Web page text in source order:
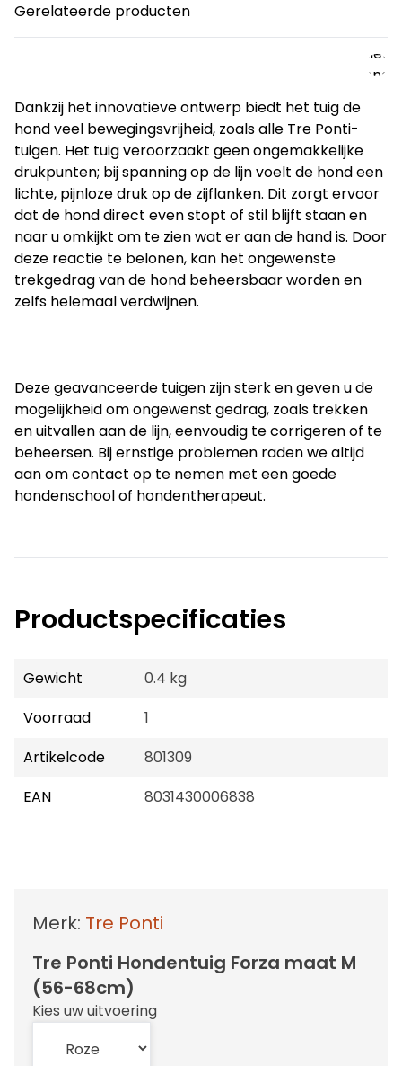
Gerelateerde producten
zijn
geschikt
grote en
die vaak
lijn trekken
ongewenst
gedrag
vertonen.
Dankzij het innovatieve ontwerp biedt het tuig de
hond veel bewegingsvrijheid, zoals alle Tre Ponti-
tuigen. Het tuig veroorzaakt geen ongemakkelijke
drukpunten; bij spanning op de lijn voelt de hond een
lichte, pijnloze druk op de zijflanken. Dit zorgt ervoor
dat de hond direct even stopt of stil blijft staan en
naar u omkijkt om te zien wat er aan de hand is. Door
deze reactie te belonen, kan het ongewenste
trekgedrag van de hond beheersbaar worden en
zelfs helemaal verdwijnen.
Deze geavanceerde tuigen zijn sterk en geven u de
mogelijkheid om ongewenst gedrag, zoals trekken
en uitvallen aan de lijn, eenvoudig te corrigeren of te
beheersen. Bij ernstige problemen raden we altijd
aan om contact op te nemen met een goede
hondenschool of hondentherapeut.
Productspecificaties
Gewicht
0.4 kg
Voorraad
1
Artikelcode
801309
EAN
8031430006838
Merk: Tre Ponti
Tre Ponti Hondentuig Forza maat M
(56-68cm)
Kies uw uitvoering